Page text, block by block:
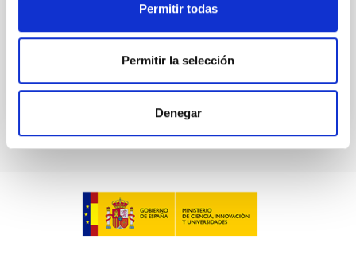
Permitir todas
Permitir la selección
Denegar
Anteriores